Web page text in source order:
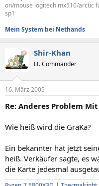
on/mouse logitech mx510/arctic
sp1
Mein System bei Nethands
Shir-Khan
Lt. Commander
16. März 2005
Re: Anderes Problem Mit
Wie heiß wird die GraKa?
Ein bekannter hat jetzt
heiß. Verkäufer sagte, es
die Karte jedesmal